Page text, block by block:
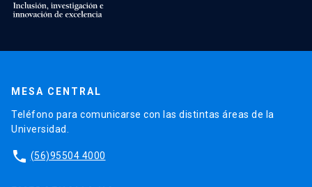
MESA CENTRAL
Teléfono para comunicarse con las distintas áreas de la
Universidad.
phone (56)95504 4000